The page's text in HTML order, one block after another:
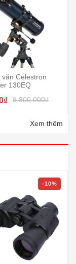
Celestron
130EQ
8.800.000₫
Xem thêm
-10%